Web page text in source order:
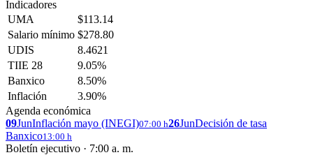
Indicadores
UMA
$113.14
Salario mínimo $278.80
UDIS
8.4621
TIIE 28
9.05%
Banxico
8.50%
Inflación
3.90%
Agenda económica
09JunInflación mayo (INEGI)07:00 h26JunDecisión de tasa
Banxico13:00 h
Boletín ejecutivo · 7:00 a. m.